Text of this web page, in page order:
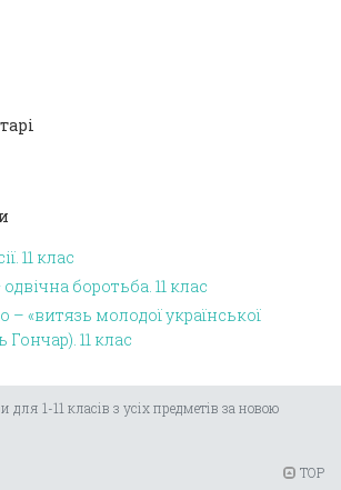
11 клас
боротьба. 11 клас
«витязь молодої української
Гончар). 11 клас
для 1-11 класів з усіх предметів за новою
TOP